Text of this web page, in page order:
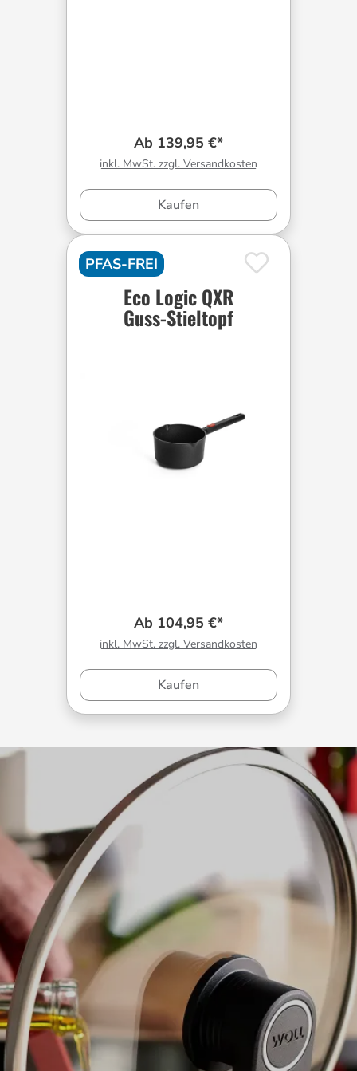
Ab 139,95 €*
inkl. MwSt. zzgl. Versandkosten
Kaufen
PFAS-FREI
Eco Logic QXR
Guss-Stieltopf
Ab 104,95 €*
inkl. MwSt. zzgl. Versandkosten
Kaufen